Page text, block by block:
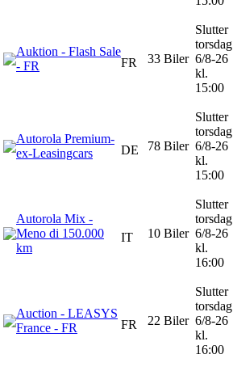
Auktion - Flash Sale
- FR
FR 33 Biler
Slutter
torsdag
6/8-26
kl.
15:00
Autorola Premium-
ex-Leasingcars
DE 78 Biler
Slutter
torsdag
6/8-26
kl.
15:00
Autorola Mix -
Meno di 150.000
km
IT 10 Biler
Slutter
torsdag
6/8-26
kl.
16:00
Auction - LEASYS
France - FR
FR 22 Biler
Slutter
torsdag
6/8-26
kl.
16:00